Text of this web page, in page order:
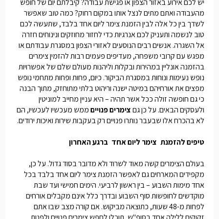
יש לכם אירוע באזור הצפון או פגישת עבודה? קיבלתם יום של חופש
מהעבודה ואתם מתים לנצל אותו במקום רחוק? כמה טוב שאפשר
לשדך בין כל אלה לבין הזמנתצימר ליום אחדבלבד, שתעשה לכם
טוב לנשמה ותעניק לכם אנרגיות כדי לחזור מחוזקים ונינוחים חזרה
אל השגרה. אנשים רבים הנוסעים לאזורי הצפון במסגרת עבודתם או
מפגש עם קרובי משפחה, מעדיפים פעמים רבות להזמיןצימרים
בהזמנה אונלייןבמהירות ובקלות וליהנות מעולם שלם של אפשרויות
נופש נעימות ונוחות במסגרת הביקור. כיום, פחות ופחות מתחמי נופש
מפצים את אורחיהם במיטה ישנה וריהוט בלתי מתוחזק, מתוך הבנה
כי גם חופשה זולה ככל אשר תהיה – היא עניין מחייב למוניטין
ולעסקים הבאים. על כן גםצימרים פנוייםממש מעכשיו לעכשיו, הם
לא בהכרח אלו שבעבר נותרו פנויים רק בעקבות שירות ואיכות ירודים.
טיפים להזמנת צימר ליום אחד ברגע האחרון
בעולם הצימרים קשה מאוד לשרוד ולא מדובר בסוד גדול. על כן,
מקפידים המארחים גם לאפשר הזמנתצימר ליום אחדבלבד בכל
אחד מימות השבוע – בין ראשון לרביעי. הימים חמישי ועד שבת
מוקדשים לחופשות סוף השבוע ובדרך כלל אינם מקבלים אורחים
לפחות מ-48 שעות, כתוצאה מביקוש. אם קורה מצב שבו אתם